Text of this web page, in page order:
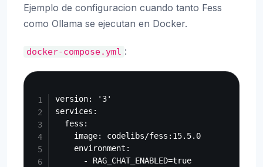
Ejemplo de configuracion cuando tanto Fess
como Ollama se ejecutan en Docker.
docker-compose.yml :
version: '3'
services:
  fess:
    image: codelibs/fess:15.5.0
    environment:
      - RAG_CHAT_ENABLED=true